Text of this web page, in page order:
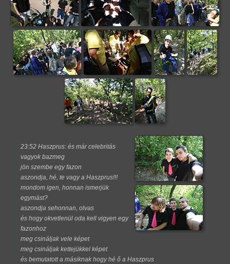
23:52 Haszprus: és már celebritás
vagyok bazmeg
jön szembe egy fazon
aszondja, hé, te vagy a Haszprus!!!
mondom igen, honnan ismerjük
egymást?
aszondja sehonnan, olvas
és hogy okvetlenül oda kell vigyen egy
fazonhoz
meg csináljak vele képet
meg csináljak kettejükkel képet
és bemutatott a másiknak hogy hé ő a Haszprus